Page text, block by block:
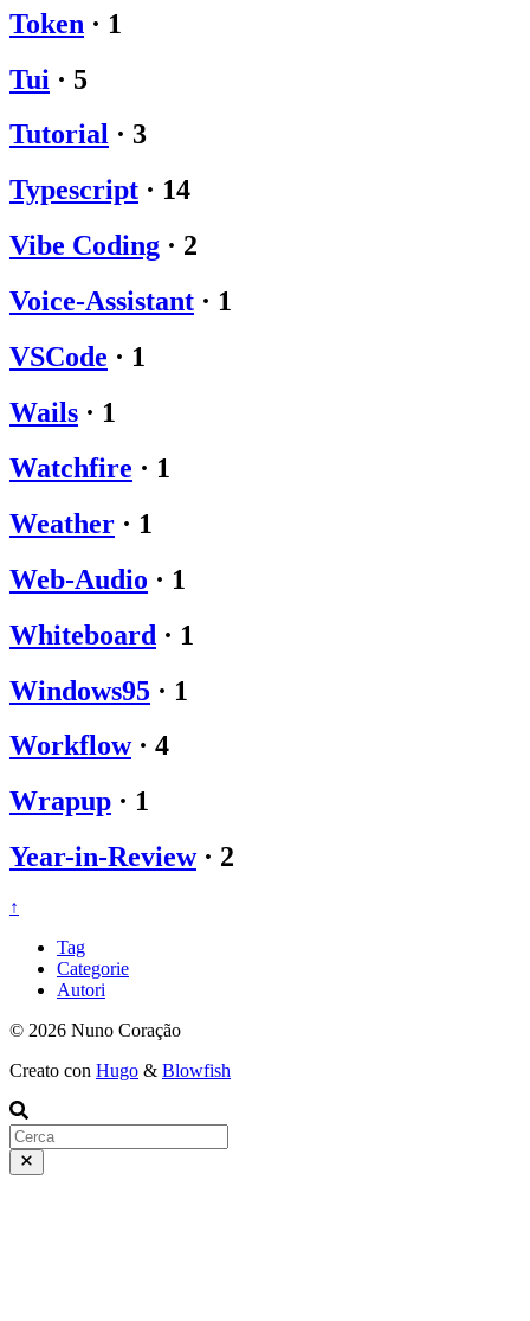
Token · 1
Tui · 5
Tutorial · 3
Typescript · 14
Vibe Coding · 2
Voice-Assistant · 1
VSCode · 1
Wails · 1
Watchfire · 1
Weather · 1
Web-Audio · 1
Whiteboard · 1
Windows95 · 1
Workflow · 4
Wrapup · 1
Year-in-Review · 2
↑
Tag
Categorie
Autori
© 2026 Nuno Coração
Creato con Hugo & Blowfish